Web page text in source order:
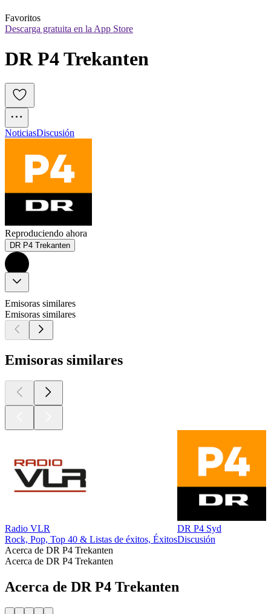
Favoritos
Descarga gratuita en la App Store
DR P4 Trekanten
NoticiasDiscusión
Reproduciendo ahora
DR P4 Trekanten
Emisoras similares
Emisoras similares
Emisoras similares
Radio VLR
Rock, Pop, Top 40 & Listas de éxitos, Éxitos
DR P4 Syd
Discusión
Acerca de DR P4 Trekanten
Acerca de DR P4 Trekanten
Acerca de DR P4 Trekanten